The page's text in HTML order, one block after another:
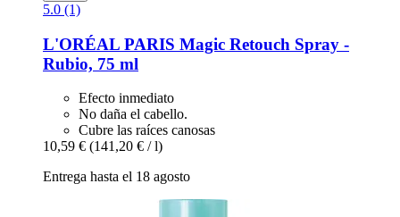
5.0 (1)
L'ORÉAL PARIS Magic Retouch Spray -​
Rubio, 75 ml
Efecto inmediato
No daña el cabello.
Cubre las raíces canosas
10,59 € (141,20 € / l)
Entrega hasta el 18 agosto